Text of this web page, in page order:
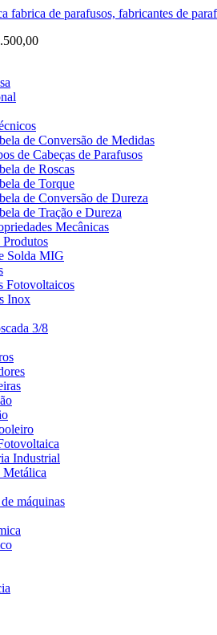
de Conversão de Medidas
de Cabeças de Parafusos
de Roscas
de Torque
de Conversão de Dureza
de Tração e Dureza
Mecânicas
Produtos
Solda MIG
Fotovoltaicos
Inox
3/8
Industrial
Metálica
máquinas